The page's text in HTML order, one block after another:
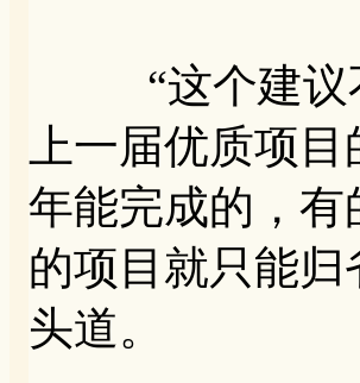
“这个建议不
上一届优质项
年能完成的，
的项目就只能
头道。